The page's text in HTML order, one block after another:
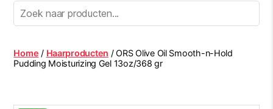
Afro
Hair
Beauty
Centre
Home / Haarproducten / ORS Olive Oil Smooth-n-Hold
Pudding Moisturizing Gel 13oz/368 gr